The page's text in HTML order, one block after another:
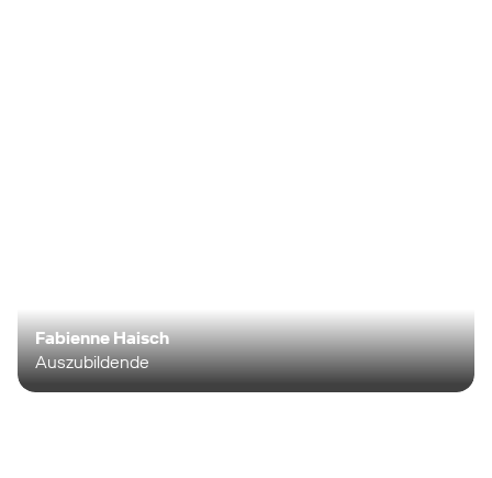
Fabienne Haisch
Auszubildende